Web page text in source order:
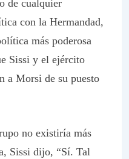
de cualquier
con la Hermandad,
más poderosa
Sissi y el ejército
a Morsi de su puesto
no existiría más
Sissi dijo, “Sí. Tal